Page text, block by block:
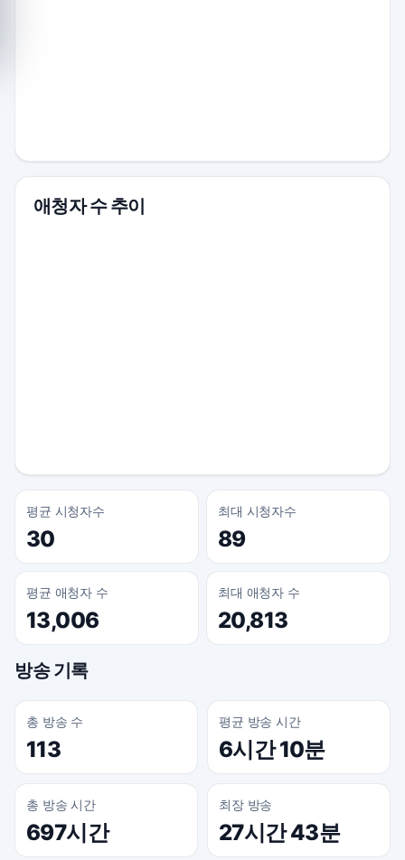
애청자 수 추이
평균 시청자수
30
최대 시청자수
89
평균 애청자 수
13,006
최대 애청자 수
20,813
방송 기록
총 방송 수
113
평균 방송 시간
6시간 10분
총 방송 시간
697시간
최장 방송
27시간 43분